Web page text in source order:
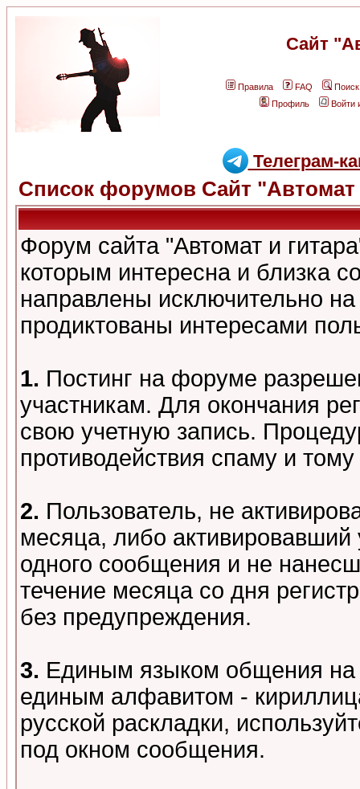
Сайт
Правила FAQ
Поиск
Профиль
Войти
Телеграм-
Список форумов Сайт "Автомат
Форум сайта "Автомат и
которым интересна и близка
направлены исключительно
продиктованы интересами
1. Постинг на форуме
участникам. Для окончания
свою учетную запись.
противодействия спаму и
2. Пользователь, не
месяца, либо
одного сообщения и не
течение месяца со дня
без предупреждения.
3. Единым языком общения на
единым алфавитом -
русской раскладки,
под окном сообщения.